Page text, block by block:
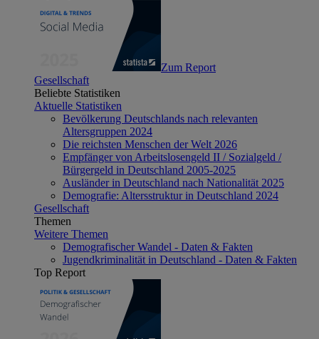
Zum Report
Gesellschaft
Beliebte Statistiken
Aktuelle Statistiken
Bevölkerung Deutschlands nach relevanten
Altersgruppen 2024
Die reichsten Menschen der Welt 2026
Empfänger von Arbeitslosengeld II / Sozialgeld /
Bürgergeld in Deutschland 2005-2025
Ausländer in Deutschland nach Nationalität 2025
Demografie: Altersstruktur in Deutschland 2024
Gesellschaft
Themen
Weitere Themen
Demografischer Wandel - Daten & Fakten
Jugendkriminalität in Deutschland - Daten & Fakten
Top Report